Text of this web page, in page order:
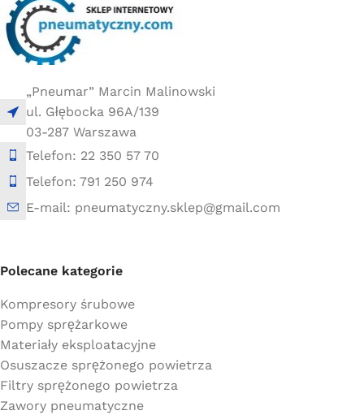
„Pneumar” Marcin Malinowski
ul. Głębocka 96A/139
03-287 Warszawa
Telefon: 22 350 57 70
Telefon: 791 250 974
E-mail: pneumatyczny.sklep@gmail.com
Polecane kategorie
Kompresory śrubowe
Pompy sprężarkowe
Materiały eksploatacyjne
Osuszacze sprężonego powietrza
Filtry sprężonego powietrza
Zawory pneumatyczne